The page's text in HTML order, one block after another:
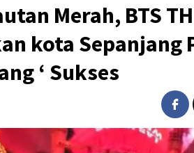
Merah, BTS
kota Sepanjang
‘ Sukses